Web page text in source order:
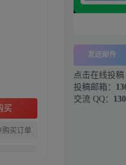
买
购买订单
发送邮件
点击在线投稿
投稿邮箱：
交流 QQ：